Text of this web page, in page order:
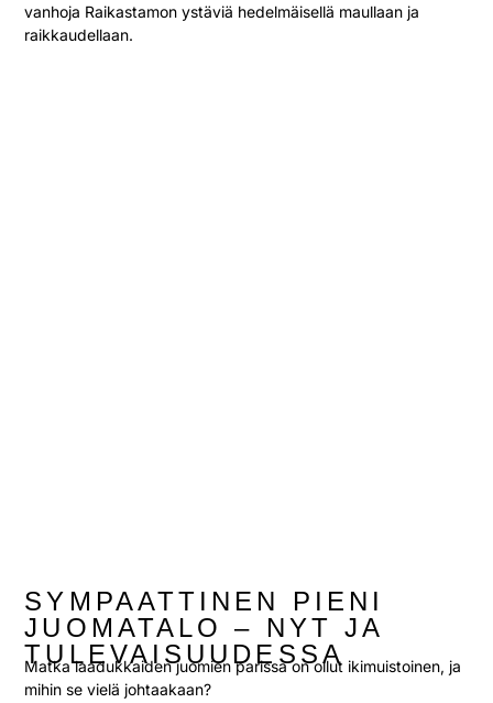
vanhoja Raikastamon ystäviä hedelmäisellä maullaan ja
raikkaudellaan.
SYMPAATTINEN PIENI
JUOMATALO – NYT JA
TULEVAISUUDESSA
Matka laadukkaiden juomien parissa on ollut ikimuistoinen, ja
mihin se vielä johtaakaan?